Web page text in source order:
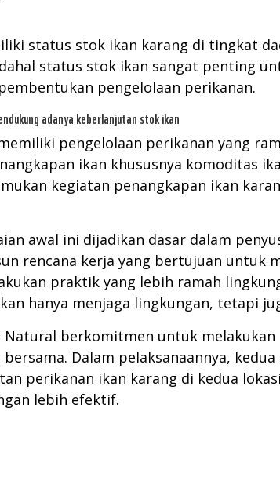
status stok ikan karang di tingkat
status stok ikan sangat penting
pengelolaan perikanan.
adanya keberlanjutan stok ikan
pengelolaan perikanan yang
ikan khususnya komoditas
kegiatan penangkapan ikan
awal ini dijadikan dasar dalam
rencana kerja yang bertujuan untuk
praktik yang lebih ramah
hanya menjaga lingkungan, tetapi
Natural berkomitmen untuk
Dalam pelaksanaannya,
perikanan ikan karang di kedua
lebih efektif.